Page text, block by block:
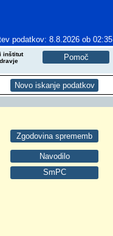
podatkov: 8.8.2026 ob 02:35
inštitut